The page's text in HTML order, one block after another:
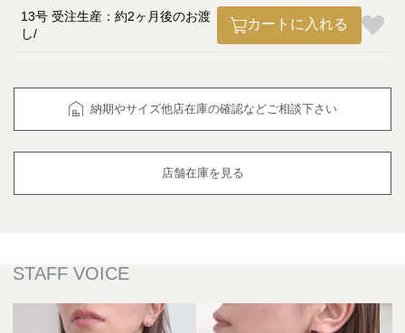
13号 受注生産：約2ヶ月後のお渡
し
カートに入れる
納期やサイズ他店在庫の確認などご相談下さい
店舗在庫を見る